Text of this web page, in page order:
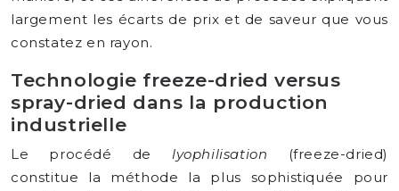
largement les écarts de prix et de saveur que vous
constatez en rayon.
Technologie freeze-dried versus
spray-dried dans la production
industrielle
Le procédé delyophilisation (freeze-dried)
constitue la méthode la plus sophistiquée pour